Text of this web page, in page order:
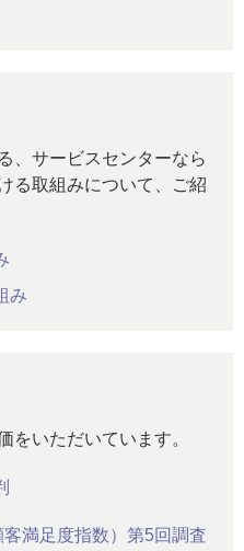
、サービスセンターなら
る取組みについて、ご紹
み
をいただいています。
満足度指数）第5回調査